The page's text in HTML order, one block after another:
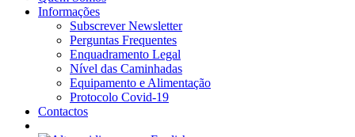
Informações
Subscrever Newsletter
Perguntas Frequentes
Enquadramento Legal
Nível das Caminhadas
Equipamento e Alimentação
Protocolo Covid-19
Contactos